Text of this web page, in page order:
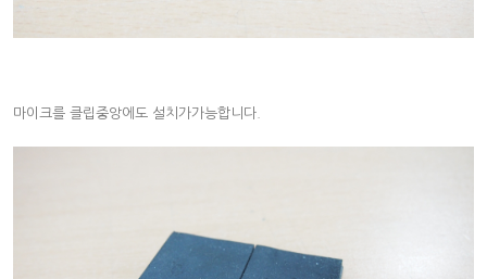
마이크를 클립중앙에도 설치가가능합니다.